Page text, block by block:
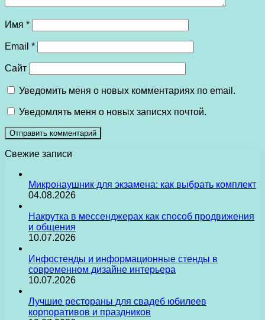
Имя *
Email *
Сайт
Уведомить меня о новых комментариях по email.
Уведомлять меня о новых записях почтой.
Свежие записи
Микронаушник для экзамена: как выбрать комплект
04.08.2026
Накрутка в мессенджерах как способ продвижения
и общения
10.07.2026
Инфостенды и информационные стенды в
современном дизайне интерьера
10.07.2026
Лучшие рестораны для свадеб юбилеев
корпоративов и праздников